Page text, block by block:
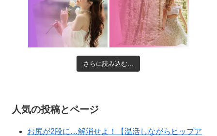
さらに読み込む...
人気の投稿とページ
お尻が2段に…解消せよ！【温活しながらヒップア